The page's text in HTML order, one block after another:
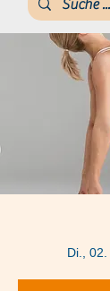
Di., 02.